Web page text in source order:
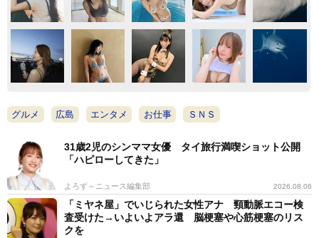
グルメ 広島 エンタメ お仕事 ＳＮＳ
31歳2児のシンママ女優 タイ旅行満喫ショット公開
「ハピローしてきた」
よろず～ニュース編集部 2026.08.06
「ミヤネ屋」でいじられた女性アナ 頸動脈エコー検
査受けた→いよいよアラ還 脳梗塞や心筋梗塞のリス
クを